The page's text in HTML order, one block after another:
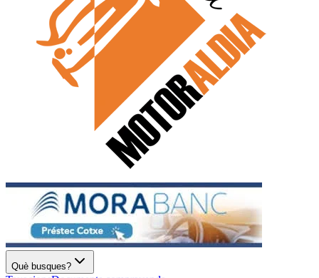
Què busques?